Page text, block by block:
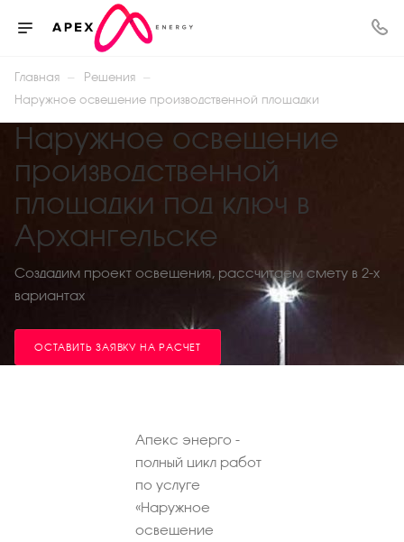
Главная — Решения —
Наружное освещение производственной площадки
Наружное освещение
производственной
площадки под ключ в
Архангельске
Создадим проект освещения, рассчитаем смету в 2-х
вариантах
ОСТАВИТЬ ЗАЯВКУ НА РАСЧЕТ
Апекс энерго -
полный цикл работ
по услуге
«Наружное
освещение